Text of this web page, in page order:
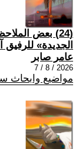
(24) بعض
الجديدة»
عامر صابر
2026 / 8 / 7
مواضيع وابحاث